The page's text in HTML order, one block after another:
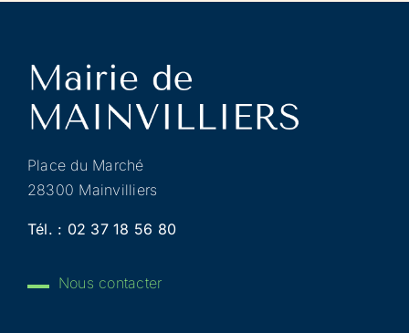
Place du Marché
28300 Mainvilliers
Tél. : 02 37 18 56 80
Nous contacter